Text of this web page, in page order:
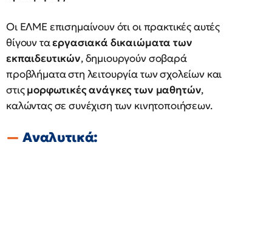
Οι ΕΛΜΕ επισημαίνουν ότι οι πρακτικές αυτές
θίγουν ταεργασιακά δικαιώματα των
εκπαιδευτικών, δημιουργούν σοβαρά
προβλήματα στη λειτουργία των σχολείων και
στιςμορφωτικές ανάγκες των μαθητών,
καλώντας σε συνέχιση των κινητοποιήσεων.
Αναλυτικά: